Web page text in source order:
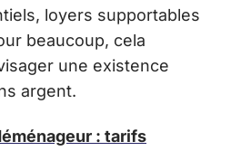
loyers supportables
beaucoup, cela
une existence
argent.
: tarifs